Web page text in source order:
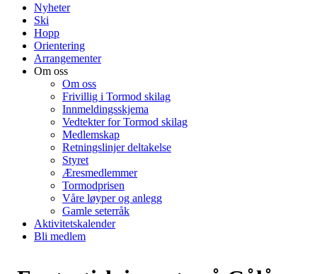
Nyheter
Ski
Hopp
Orientering
Arrangementer
Om oss
Om oss
Frivillig i Tormod skilag
Innmeldingsskjema
Vedtekter for Tormod skilag
Medlemskap
Retningslinjer deltakelse
Styret
Æresmedlemmer
Tormodprisen
Våre løyper og anlegg
Gamle seterråk
Aktivitetskalender
Bli medlem